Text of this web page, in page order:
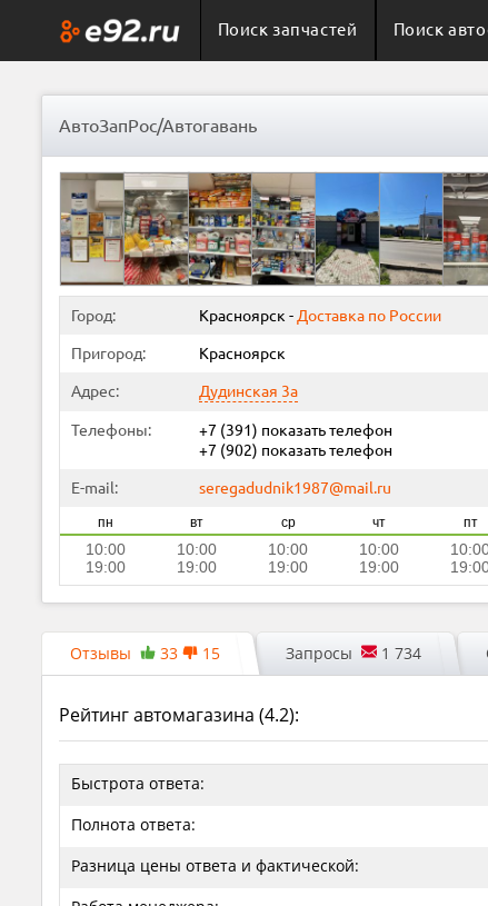
Поиск запчастей Поиск
АвтоЗапРос/Автогавань
Город: Красноярск - Доставка по России
Пригород: Красноярск
Адрес: Дудинская 3а
Телефоны: +7 (391) показать телефон
+7 (902) показать телефон
E-mail: seregadudnik1987@mail.ru
пн вт ср чт пт
10:00
19:00
10:00
19:00
10:00
19:00
10:00
19:00
Отзывы 33 15 Запросы 1 734
Рейтинг автомагазина (4.2):
Быстрота ответа:
Полнота ответа:
Разница цены ответа и фактической: